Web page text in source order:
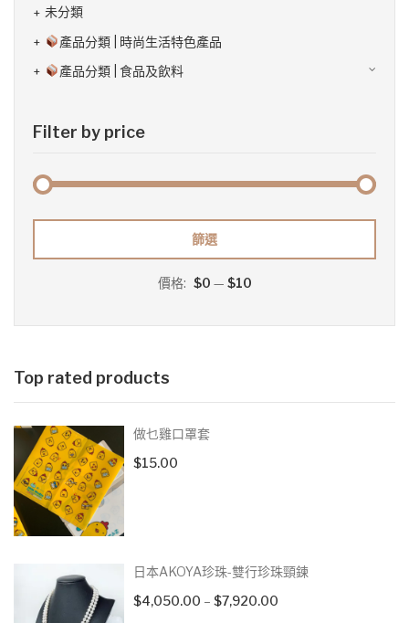
未分類
產品分類 | 時尚生活特色產品
產品分類 | 食品及飲料
Filter by price
低
格
高
格
篩選
價格: $0 — $10
Top rated products
做乜雞口罩套
$15.00
日本AKOYA珍珠-雙行珍珠頸鍊
$4,050.00 – $7,920.00Price